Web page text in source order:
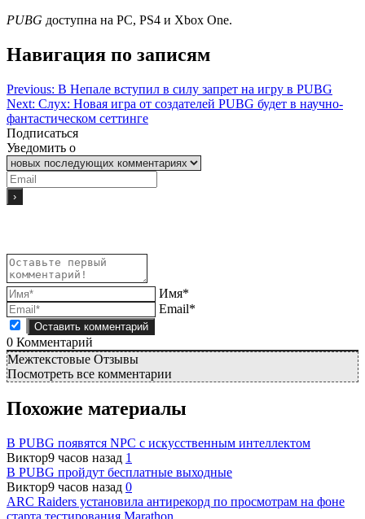
PUBG доступна на PC, PS4 и Xbox One.
Навигация по записям
Previous: В Непале вступил в силу запрет на игру в PUBG
Next: Слух: Новая игра от создателей PUBG будет в научно-
фантастическом сеттинге
Подписаться
Уведомить о
Имя*
Email*
0 Комментарий
Межтекстовые Отзывы
Посмотреть все комментарии
Похожие материалы
В PUBG появятся NPC с искусственным интеллектом
Виктор9 часов назад 1
В PUBG пройдут бесплатные выходные
Виктор9 часов назад 0
ARC Raiders установила антирекорд по просмотрам на фоне